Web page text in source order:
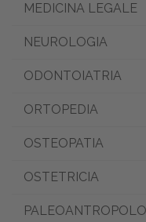
MEDICINA LEGALE
NEUROLOGIA
ODONTOIATRIA
ORTOPEDIA
OSTEOPATIA
OSTETRICIA